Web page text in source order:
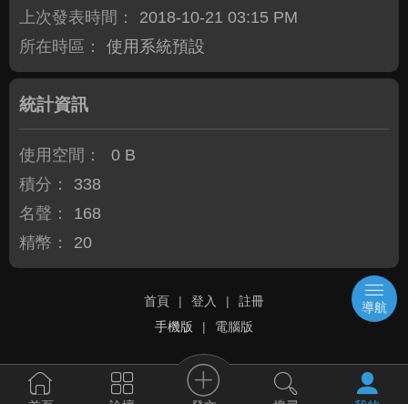
上次發表時間：
2018-10-21 03:15 PM
所在時區：
使用系統預設
統計資訊
使用空間：
0 B
積分：
338
名聲：
168
精幣：
20
首頁 | 登入 |
註冊
手機版
| 電腦版
導航